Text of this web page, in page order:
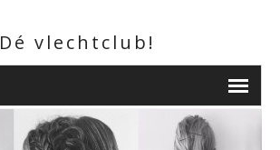
Dé vlechtclub!